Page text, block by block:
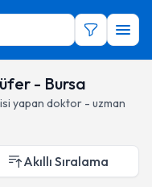
- Bursa
yapan doktor - uzman
Akıllı Sıralama